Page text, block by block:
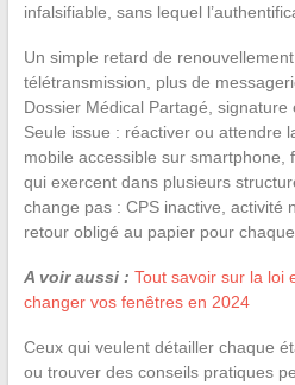
infalsifiable, sans lequel
Un simple retard de
télétransmission, plus de
Dossier Médical Partagé, signature
Seule issue : réactiver ou attendre
mobile accessible sur smartphone,
qui exercent dans plusieurs
change pas : CPS inactive, activité
retour obligé au papier pour chaque
A voir aussi : Tout savoir sur la loi
changer vos fenêtres en 2024
Ceux qui veulent détailler chaque
ou trouver des conseils pratiques